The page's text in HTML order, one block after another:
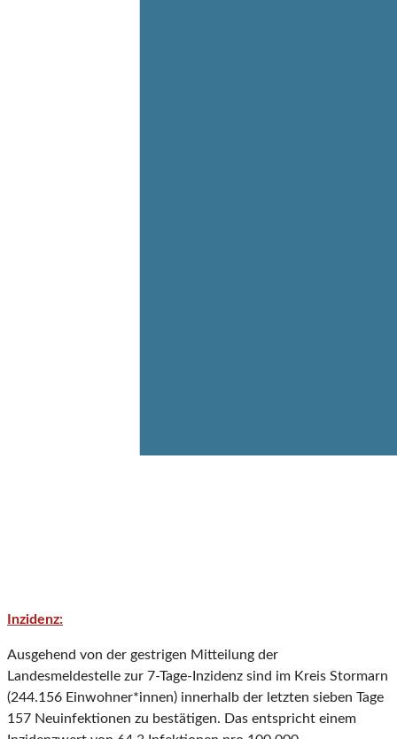
Inzidenz:
Ausgehend von der gestrigen Mitteilung der
Landesmeldestelle zur 7-Tage-Inzidenz sind im Kreis Stormarn
(244.156 Einwohner*innen) innerhalb der letzten sieben Tage
157 Neuinfektionen zu bestätigen. Das entspricht einem